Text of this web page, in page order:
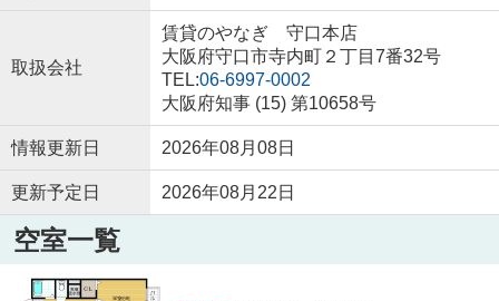
取扱会社
賃貸のやなぎ 守口本店
大阪府守口市寺内町２丁目7番32号
TEL:06-6997-0002
大阪府知事 (15) 第10658号
情報更新日 2026年08月08日
更新予定日 2026年08月22日
空室一覧